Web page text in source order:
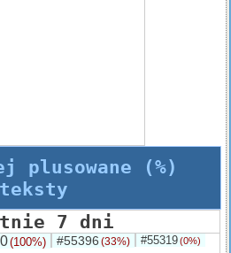
plusowane (%)
teksty
7 dni
(100%) #55396 (33%) #55319(0%)